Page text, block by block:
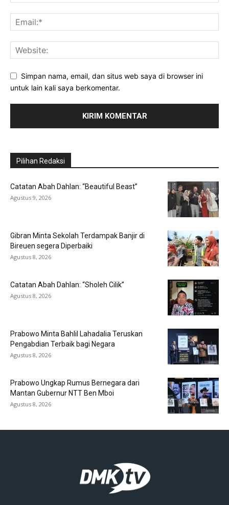
Simpan nama, email, dan situs web saya di browser ini
untuk lain kali saya berkomentar.
Pilihan Redaksi
Catatan Abah Dahlan: “Beautiful Beast”
Agustus 9, 2026
Gibran Minta Sekolah Terdampak Banjir di
Bireuen segera Diperbaiki
Agustus 8, 2026
Catatan Abah Dahlan: “Sholeh Cilik”
Agustus 8, 2026
Prabowo Minta Bahlil Lahadalia Teruskan
Pengabdian Terbaik bagi Negara
Agustus 8, 2026
Prabowo Ungkap Rumus Bernegara dari
Mantan Gubernur NTT Ben Mboi
Agustus 8, 2026